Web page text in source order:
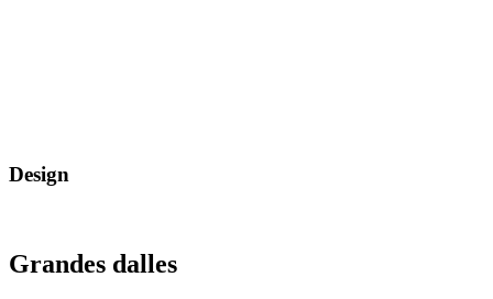
Design
Grandes dalles